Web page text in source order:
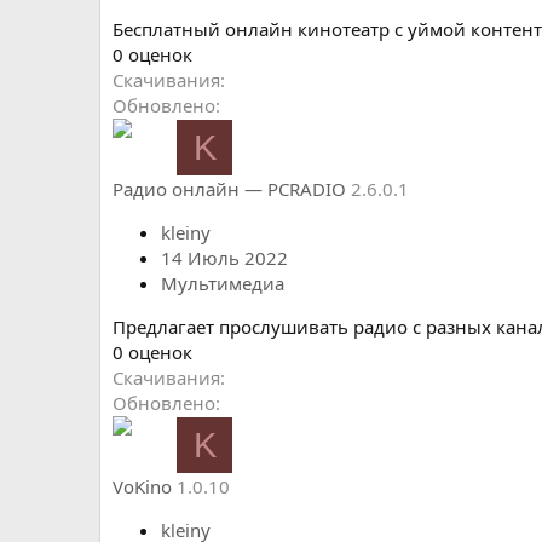
Бесплатный онлайн кинотеатр с уймой контент
0
.
0
0
в
0 оценок
Скачивания
Обновлено
K
Радио онлайн — PCRADIO 2.6.0.1
kleiny
14 Июль 2022
Мультимедиа
Предлагает прослушивать радио с разных
0
.
0
0
в
0 оценок
Скачивания
Обновлено
K
VoKino 1.0.10
kleiny